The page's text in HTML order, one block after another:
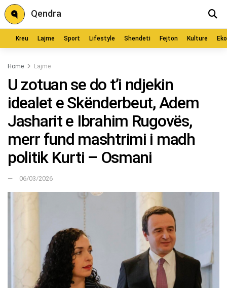
Qendra
Kreu Lajme Sport Lifestyle Shendeti Fejton Kulture
Home Lajme
U zotuan se do t’i ndjekin
idealet e Skënderbeut, Adem
Jasharit e Ibrahim Rugovës,
merr fund mashtrimi i madh
politik Kurti – Osmani
06/03/2026